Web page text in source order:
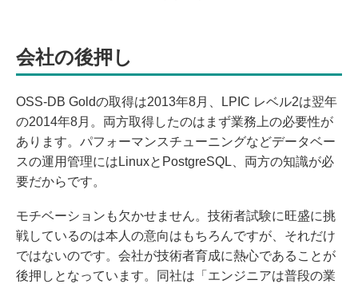
会社の後押し
OSS-DB Goldの取得は2013年8月、LPIC レベル2は翌年
の2014年8月。両方取得したのはまず業務上の必要性が
あります。パフォーマンスチューニングなどデータベー
スの運用管理にはLinuxとPostgreSQL、両方の知識が必
要だからです。
モチベーションも欠かせません。技術者試験に旺盛に挑
戦しているのは本人の意向はもちろんですが、それだけ
ではないのです。会社が技術者育成に熱心であることが
後押しとなっています。同社は「エンジニアは普段の業